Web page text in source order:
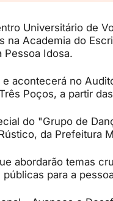
Universitário de
na Academia do
Pessoa Idosa.
acontecerá no
Poços, a partir
do "Grupo de
da Prefeitura
abordarão temas
para a